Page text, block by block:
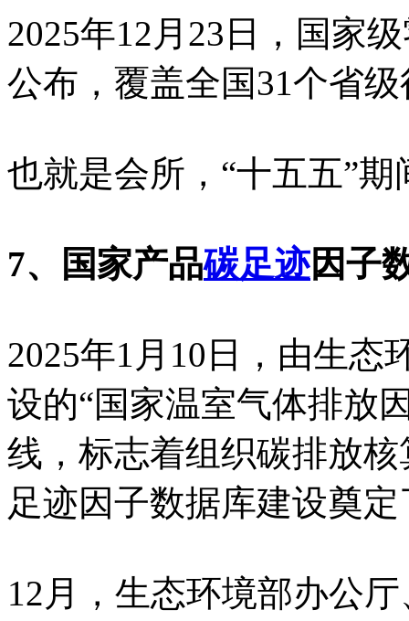
2025年12月23日，国家
公布，覆盖全国31个省
也就是会所，“十五五”
7、国家产品碳足迹因子
2025年1月10日，由生态
设的“国家温室气体排放
线，标志着组织碳排放
足迹因子数据库建设奠
12月，生态环境部办公